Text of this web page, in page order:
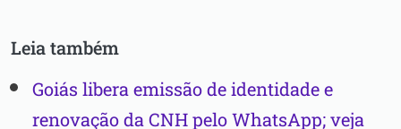
Leia também
Goiás libera emissão de identidade e
renovação da CNH pelo WhatsApp; veja